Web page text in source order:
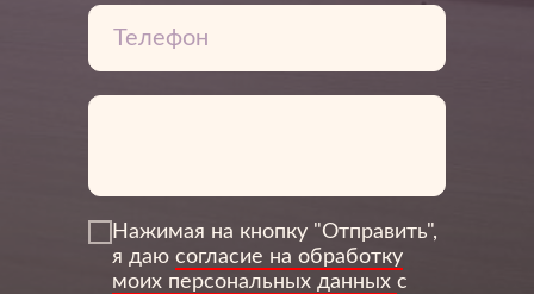
Нажимая на кнопку "Отправить",
я даю согласие на обработку
моих персональных данных с